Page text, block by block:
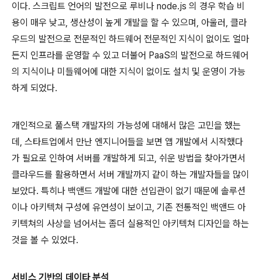
이다. 스크립트 언어의 발전으로 루비나 node.js 의 경우 학습 비
용이 매우 낮고, 생산성이 높게 개발을 할 수 있으며, 아울러, 클라
우드의 발전으로 전문적인 하드웨어 전문적인 지식이 없이도 얼마
든지 인프라를 운영할 수 있고 더불어 PaaS의 발전으로 하드웨어
의 지식이나 미들웨어에 대한 지식이 없이도 설치 및 운영이 가능
하게 되었다.
개인적으로 풀스택 개발자의 가능성에 대해서 많은 고민을 했는
데, 스타트업에서 만난 엔지니어들을 보면 앱 개발에서 시작했다
가 필요로 인하여 서버를 개발하게 되고, 쉬운 방법을 찾아가면서
클라우드를 활용하면서 서버 개발까지 같이 하는 개발자들을 많이
보았다. 특히나 백앤드 개발에 대한 선입관이 없기 때문에 솔루션
이나 아키텍쳐 구성에 유연성이 보이고, 기존 전통적인 백앤드 아
키텍쳐의 사상을 넘어서는 좀더 실용적인 아키텍쳐 디자인을 하는
것을 볼 수 있었다.
서비스 기반의 데이타 분석